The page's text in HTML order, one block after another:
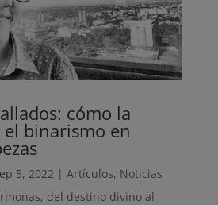
cómo la
binarismo en
5, 2022 | Artículos, Noticias
del destino divino al